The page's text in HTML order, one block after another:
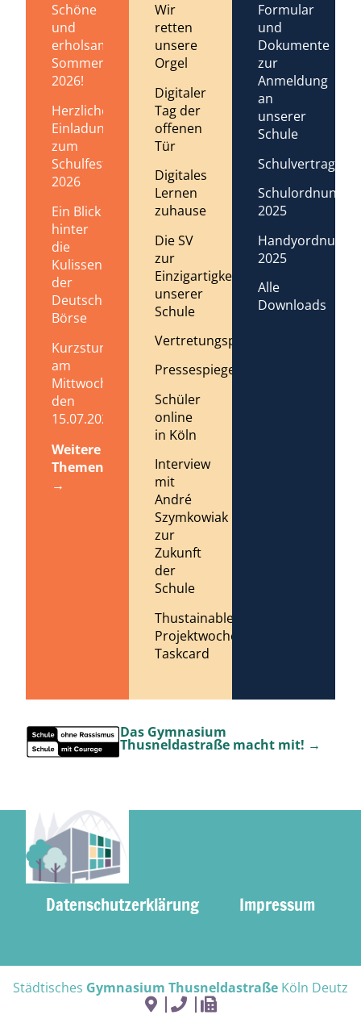
Schöne
und
erholsame
Sommerferien
2026!
Herzliche
Einladung
zum
Schulfest
2026
Ein Blick
hinter
die
Kulissen
der
Deutschen
Börse
Kurzstundenregelung
am
Mittwoch,
den
15.07.2026
Weitere
Themen
→
Wir
retten
unsere
Orgel
Digitaler
Tag der
offenen
Tür
Digitales
Lernen
zuhause
Die SV
zur
Einzigartigkeit
unserer
Schule
Vertretungsplan
Pressespiegel
Schüler
online
in Köln
Interview
mit
André
Szymkowiak
zur
Zukunft
der
Schule
Thustainable
Projektwoche
Taskcard
Formular
und
Dokumente
zur
Anmeldung
an
unserer
Schule
Schulvertrag
Schulordnung
2025
Handyordnung
2025
Alle
Downloads
Das Gymnasium
Thusneldastraße macht mit! →
Datenschutzerklärung Impressum
Städtisches Gymnasium Thusneldastraße Köln Deutz